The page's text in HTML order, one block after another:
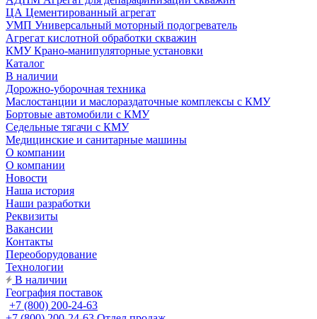
ЦА Цементированный агрегат
УМП Универсальный моторный подогреватель
Агрегат кислотной обработки скважин
КМУ Крано-манипуляторные установки
Каталог
В наличии
Дорожно-уборочная техника
Маслостанции и маслораздаточные комплексы с КМУ
Бортовые автомобили с КМУ
Седельные тягачи с КМУ
Медицинские и санитарные машины
О компании
О компании
Новости
Наша история
Наши разработки
Реквизиты
Вакансии
Контакты
Переоборудование
Технологии
В наличии
География поставок
+7 (800) 200-24-63